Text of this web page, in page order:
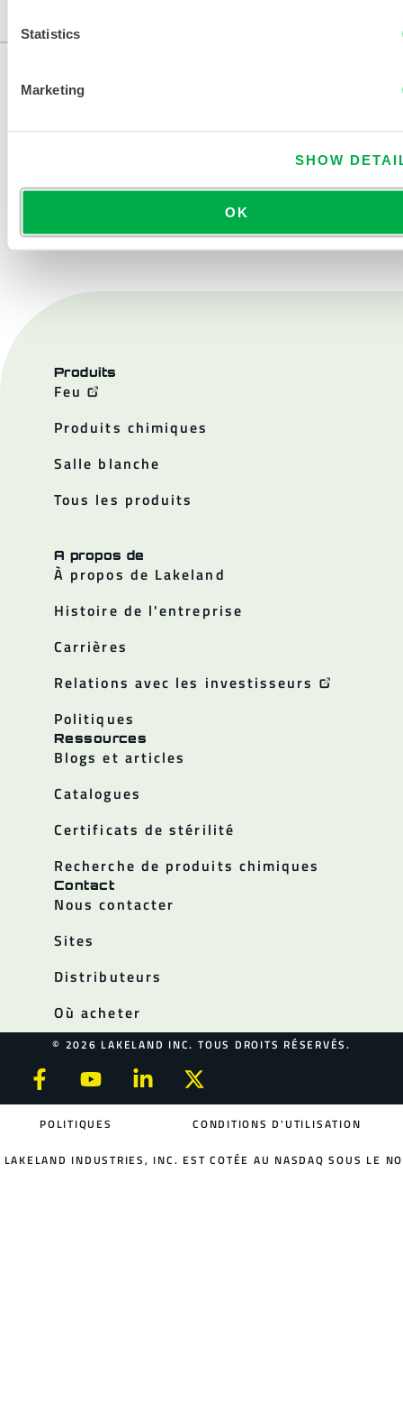
Statistics
Marketing
SHOW
OK
NOUS CONTACTER
Produits
Feu
Produits chimiques
Salle blanche
Tous les produits
A propos de
À propos de Lakeland
Histoire de l'entreprise
Carrières
Relations avec les investisseurs
Politiques
Ressources
Blogs et articles
Catalogues
Certificats de stérilité
Recherche de produits chimiques
Contact
Nous contacter
Sites
Distributeurs
Où acheter
© 2026 LAKELAND INC. TOUS DROITS RÉSERVÉS.
POLITIQUES CONDITIONS D'UTILISATION
LAKELAND INDUSTRIES, INC. EST COTÉE AU NASDAQ SOUS LE